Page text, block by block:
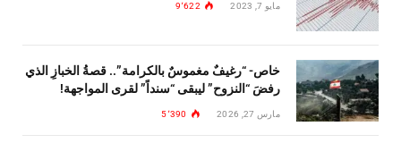
مايو 7, 2023 9٬622
خاص- “رغيفٌ مغموسٌ بالكرامة”.. قصةُ الخبازِ الذي
رفضَ “النزوح” ليبقى “سنداً” لقرى المواجهة!
مارس 27, 2026 5٬390